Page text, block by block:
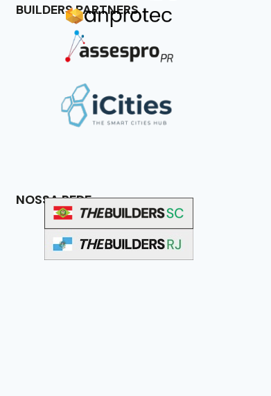
BUILDERS PARTNERS
NOSSA REDE